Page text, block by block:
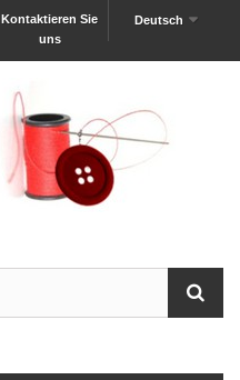
Deutsch
Kontaktieren Sie
uns